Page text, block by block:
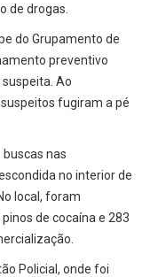
de drogas.
do Grupamento de
preventivo
Ao
fugiram a pé
nas
no interior de
local, foram
de cocaína e 283
Policial, onde foi